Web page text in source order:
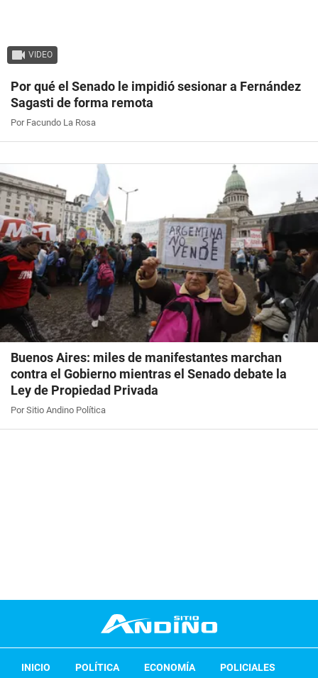
VIDEO
Por qué el Senado le impidió sesionar a Fernández
Sagasti de forma remota
Por Facundo La Rosa
Buenos Aires: miles de manifestantes marchan
contra el Gobierno mientras el Senado debate la
Ley de Propiedad Privada
Por Sitio Andino Política
INICIO POLÍTICA ECONOMÍA POLICIALES